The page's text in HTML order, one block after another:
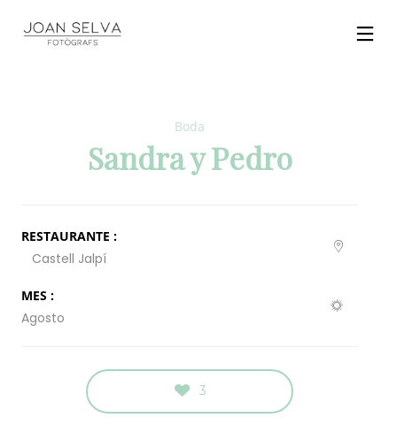
Boda
Sandra y Pedro
RESTAURANTE :
Castell Jalpí
MES :
Agosto
3